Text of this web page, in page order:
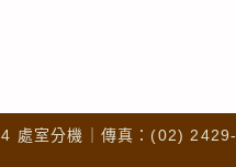
處室分機｜傳真：(02) 2429-